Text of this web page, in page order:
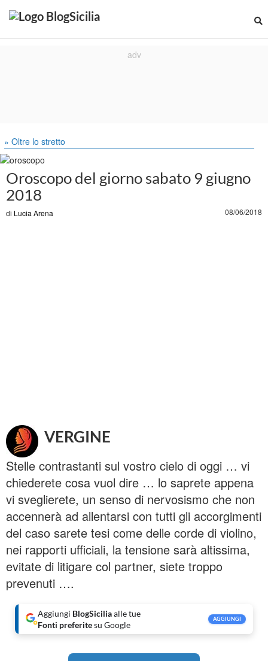
» Oltre lo stretto
Oroscopo del giorno sabato 9 giugno
2018
di Lucia Arena 08/06/2018
VERGINE
Stelle contrastanti sul vostro cielo di oggi … vi
chiederete cosa vuol dire … lo saprete appena
vi sveglierete, un senso di nervosismo che non
accennerà ad allentarsi con tutti gli accorgimenti
del caso sarete tesi come delle corde di violino,
nei rapporti ufficiali, la tensione sarà altissima,
evitate di litigare col partner, siete troppo
prevenuti ….
Aggiungi BlogSiciliaalle tue
Fonti preferitesu Google
AGGIUNGI